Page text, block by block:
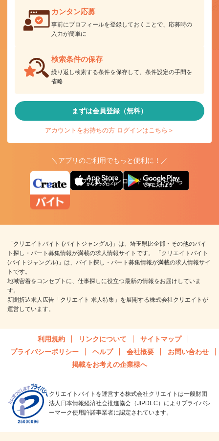
カンタン応募
事前にプロフィールを登録しておくことで、応募時の
入力が簡単に
検索条件の保存
繰り返し検索する条件を保存して、条件設定の手間を
省略
まずは会員登録（無料）
アカウントをお持ちの方 ログインはこちら＞
＼アプリのご利用でもっと便利に！／
アプリ版ダウンロードはこちらから
「クリエイトバイト (バイトジャングル)」は、埼玉県比企郡・その他のバイ
ト探し・パート募集情報が満載の求人情報サイトです。 「クリエイトバイト
(バイトジャングル)」は、バイト探し・パート募集情報が満載の求人情報サイ
トです。
地域密着をコンセプトに、仕事探しに役立つ最新の情報をお届けしていま
す。
新聞折込求人広告「クリエイト 求人特集」を展開する株式会社クリエイトが
運営しています。
利用規約 リンクについて
サイトマップ
プライバシーポリシー
ヘルプ 会社概要
お問い合わせ
掲載をお考えの企業様へ
クリエイトバイトを運営する株式会社クリエイトは一般財団
法人日本情報経済社会推進協会（JIPDEC）によりプライバシ
ーマーク使用許諾事業者に認定されています。